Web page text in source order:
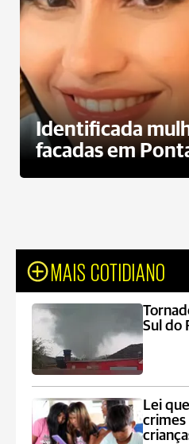
Identificada
facadas em
MAIS COTIDIANO
Sul do
Lei